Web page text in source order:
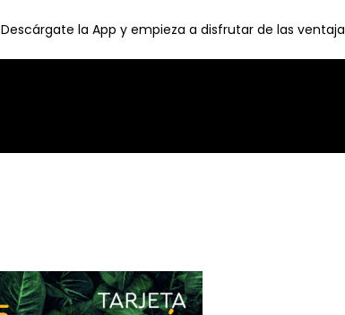
Descárgate la App y empieza a disfrutar de las